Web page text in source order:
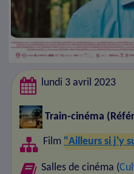
lundi 3 avril 2023
Train-cinéma
Film "Ailleurs si j'y
Salles de cinéma (